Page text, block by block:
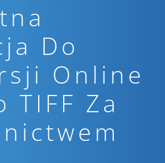
Do
Online
TIFF Za